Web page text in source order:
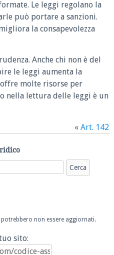
Le leggi regolano la
può portare a sanzioni.
la consapevolezza
Anche chi non è del
le leggi aumenta la
molte risorse per
nella lettura delle leggi è un
« Art. 142
non essere aggiornati.
sito: